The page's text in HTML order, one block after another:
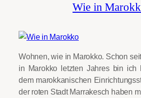
Wie in
Wohnen, wie in Marokko. Schon
in Marokko letzten Jahres bin
dem marokkanischen
der roten Stadt Marrakesch haben